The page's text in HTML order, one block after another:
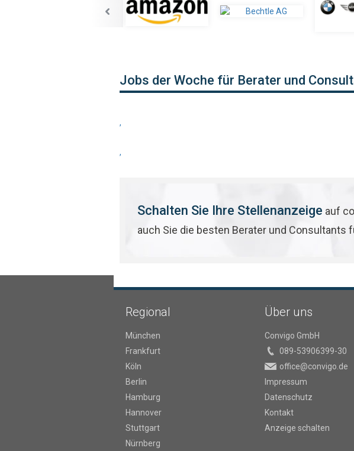
Jobs der Woche für Berater und
,
,
Schalten Sie Ihre Stellenanzeige auf
auch Sie die besten Berater und Consultants
Regional
München
Frankfurt
Köln
Berlin
Hamburg
Hannover
Stuttgart
Nürnberg
Über uns
Convigo GmbH
089-53906399-30
office@convigo.de
Impressum
Datenschutz
Kontakt
Anzeige schalten